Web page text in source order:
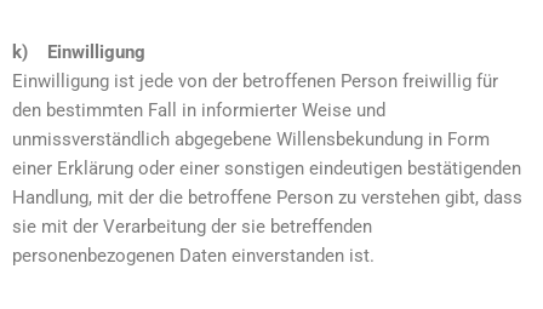
k) Einwilligung
Einwilligung ist jede von der betroffenen Person freiwillig für
den bestimmten Fall in informierter Weise und
unmissverständlich abgegebene Willensbekundung in Form
einer Erklärung oder einer sonstigen eindeutigen bestätigenden
Handlung, mit der die betroffene Person zu verstehen gibt, dass
sie mit der Verarbeitung der sie betreffenden
personenbezogenen Daten einverstanden ist.